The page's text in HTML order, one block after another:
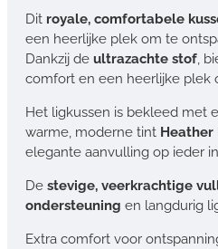
Dit royale, comfortabele
een heerlijke plek om te
Dankzij de ultrazachte stof,
comfort en een heerlijke plek
Het ligkussen is bekleed met
warme, moderne tint Heather
elegante aanvulling op ieder
De stevige, veerkrachtige
ondersteuning en langdurig
Extra comfort voor